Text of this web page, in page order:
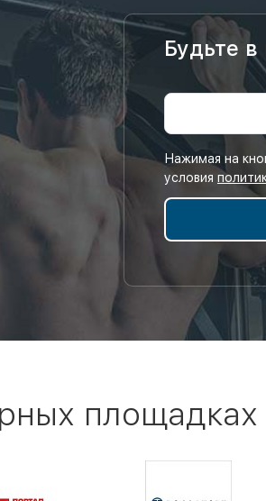
Будьте в
Нажимая на
условия
площадках